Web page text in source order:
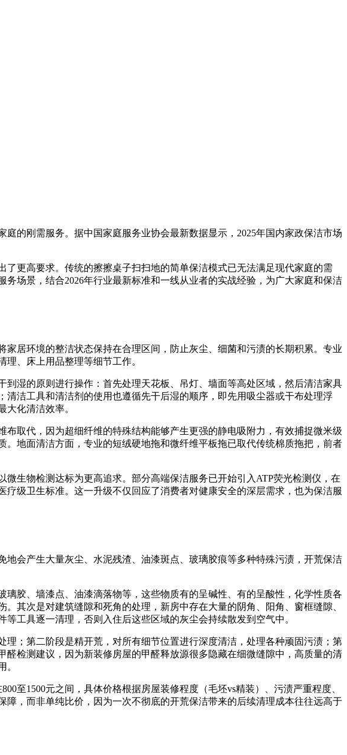
的刚需服务。据中国家庭服务业协会最新数据显示，2025年国内家政保洁市场
更高要求。传统的擦擦桌子扫扫地的简单保洁模式已无法满足现代家庭的需
场景，结合2026年行业最新标准和一线从业者的实战经验，为广大家庭和保洁
居环境的整洁状态保持在合理区间，防止灰尘、细菌和污渍的长期积累。专业
、床上用品整理等细节工作。
湿的原则进行操作：首先处理天花板、吊灯、墙面等高处区域，然后清洁家具
洁工具和清洁剂的使用也遵循先干后湿的顺序，即先用吸尘器或干布处理浮
化清洁效率。
取代，因为超细纤维的特殊结构能够产生更强的静电吸附力，有效捕捉微米级
地面清洁方面，专业的短绒硬地拖和微纤维平板拖已取代传统棉质拖把，前者
生物检测达标为更高追求。部分高端保洁服务已开始引入ATP荧光检测仪，在
级卫生标准。这一升级不仅回应了消费者对健康安全的深层需求，也为保洁服
会产生大量灰尘、水泥残渣、油漆斑点、玻璃胶痕等多种特殊污渍，开荒保洁
胶、墙漆点、油漆滴落物等，这些物质有的呈碱性、有的呈酸性，化学性质各
其次是对建筑缝隙和死角的处理，新房中存在大量的阴角、阳角、窗框缝隙、
工具逐一清理，否则入住后这些区域的灰尘会持续散发到空气中。
；第二阶段是精开荒，对所有细节位置进行深度清洁，处理各种顽固污渍；第
检测建议，因为新装修房屋的甲醛释放源很多隐藏在细微缝隙中，高质量的清
。
至1500元之间，具体价格根据房屋装修程度（毛坯vs精装）、污渍严重程度、
，而非单纯比价，因为一次不彻底的开荒保洁带来的后续清理成本往往远高于